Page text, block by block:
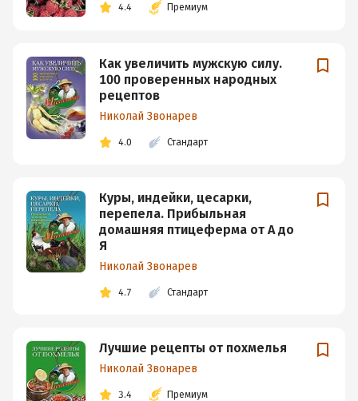
4.4 Премиум
Как увеличить мужскую силу.
100 проверенных народных
рецептов
Николай Звонарев
4.0 Стандарт
Куры, индейки, цесарки,
перепела. Прибыльная
домашняя птицеферма от А до
Я
Николай Звонарев
4.7 Стандарт
Лучшие рецепты от похмелья
Николай Звонарев
3.4 Премиум